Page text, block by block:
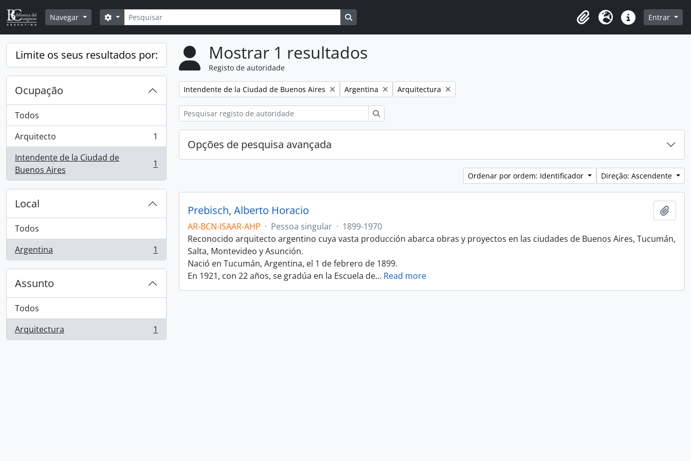
Skip to main content
Navegar
Pesquisar
Opções de busca
Área de transferência
Idioma Ligações rápidas
Entrar
Limite os seus resultados por:
Ocupação
Todos
Arquitecto
, 1 resultados
1
Intendente de la Ciudad de
Buenos Aires
, 1 resultados 1
Local
Todos
Argentina
, 1 resultados 1
Assunto
Todos
Arquitectura
, 1 resultados 1
Mostrar 1 resultados
Registo de autoridade
Remover filtro:
Intendente de la Ciudad de Buenos Aires Remover filtro:
Argentina Remover filtro:
Arquitectura
Opções de pesquisa avançada
Ordenar por ordem: Identificador Direção: Ascendente
Prebisch, Alberto Horacio
AR-BCN-ISAAR-AHP · Pessoa singular · 1899-1970
Reconocido arquitecto argentino cuya vasta producción abarca obras y proyectos en las ciudades de Buenos Aires, Tucumán,
Salta, Montevideo y Asunción.
Nació en Tucumán, Argentina, el 1 de febrero de 1899.
En 1921, con 22 años, se gradúa en la Escuela de… Read more